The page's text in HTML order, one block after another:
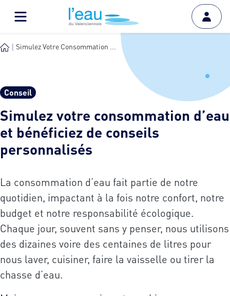
Simulez Votre Consommation ...
Conseil
Simulez votre consommation d’eau
et bénéficiez de conseils
personnalisés
La consommation d’eau fait partie de notre
quotidien, impactant à la fois notre confort, notre
budget et notre responsabilité écologique.
Chaque jour, souvent sans y penser, nous utilisons
des dizaines voire des centaines de litres pour
nous laver, cuisiner, faire la vaisselle ou tirer la
chasse d’eau.